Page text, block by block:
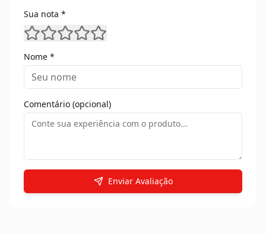
Sua nota *
Nome *
Comentário (opcional)
Enviar Avaliação